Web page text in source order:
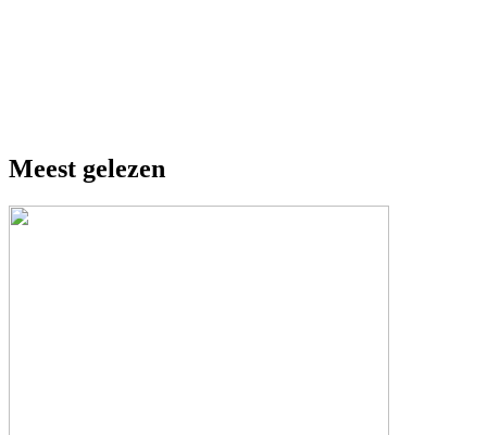
Meest gelezen